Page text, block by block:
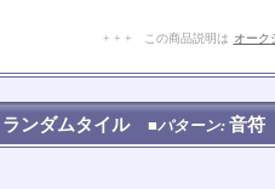
+ + + この商品説明は オーク
ランダムタイル ■パターン: 音